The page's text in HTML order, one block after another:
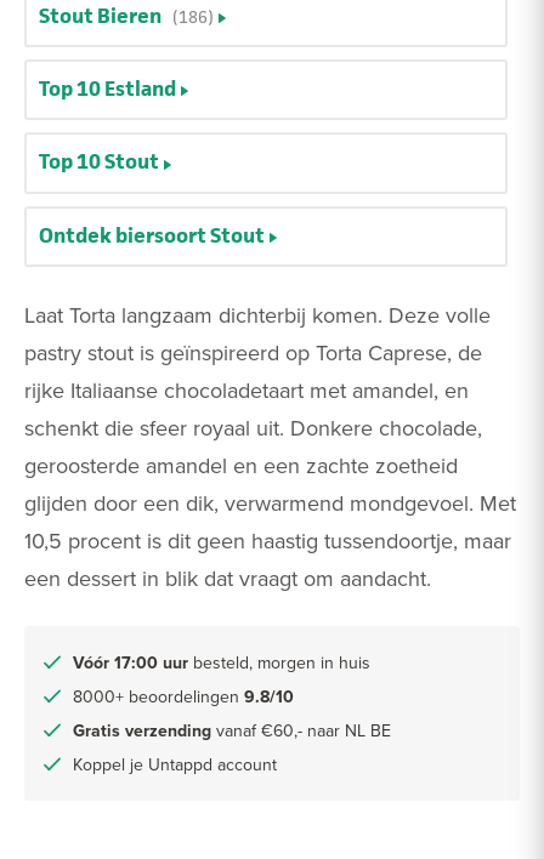
Laat Torta langzaam dichterbij komen. Deze volle
pastry stout is geïnspireerd op Torta Caprese, de
rijke Italiaanse chocoladetaart met amandel, en
schenkt die sfeer royaal uit. Donkere chocolade,
geroosterde amandel en een zachte zoetheid
glijden door een dik, verwarmend mondgevoel. Met
10,5 procent is dit geen haastig tussendoortje, maar
een dessert in blik dat vraagt om aandacht.
Vóór 17:00 uur besteld, morgen in huis
8000+ beoordelingen 9.8/10
Gratis verzending vanaf €60,- naar NL BE
Koppel je Untappd account
Stout Bieren (186)
Top 10 Estland
Top 10 Stout
Ontdek biersoort Stout